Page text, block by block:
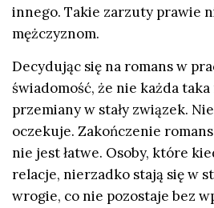
innego. Takie zarzuty prawie
mężczyznom.
Decydując się na romans w
świadomość, że nie każda
przemiany w stały związek.
oczekuje. Zakończenie
nie jest łatwe. Osoby, które
relacje, nierzadko stają się w
wrogie, co nie pozostaje bez